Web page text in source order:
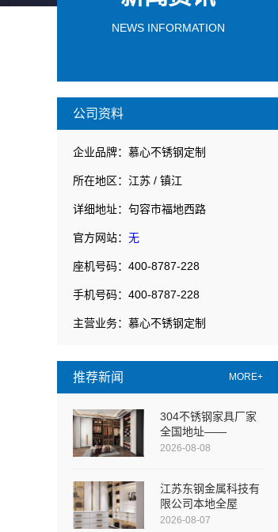
NEWS INFORMATION
公司资料
企业品牌：慕心不锈钢定制
所在地区：江苏 / 镇江
详细地址：句容市福地西路
官方网站： 无
座机号码：400-8787-228
手机号码：400-8787-228
主营业务：慕心不锈钢定制
推荐新闻 MORE+
304不锈钢家具厂家
全国地址——
2026-08-08
江苏东钢金属科技有
限公司本地全屋
2026-08-07